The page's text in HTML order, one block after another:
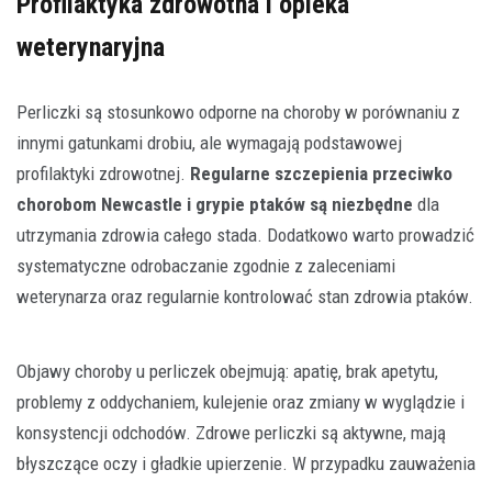
weterynaryjna
Perliczki są stosunkowo odporne na choroby w porównaniu z
innymi gatunkami drobiu, ale wymagają podstawowej
profilaktyki zdrowotnej. Regularne szczepienia przeciwko
chorobom Newcastle i grypie ptaków są niezbędne dla
utrzymania zdrowia całego stada. Dodatkowo warto prowadzić
systematyczne odrobaczanie zgodnie z zaleceniami
weterynarza oraz regularnie kontrolować stan zdrowia ptaków.
Objawy choroby u perliczek obejmują: apatię, brak apetytu,
problemy z oddychaniem, kulejenie oraz zmiany w wyglądzie i
konsystencji odchodów. Zdrowe perliczki są aktywne, mają
błyszczące oczy i gładkie upierzenie. W przypadku zauważenia